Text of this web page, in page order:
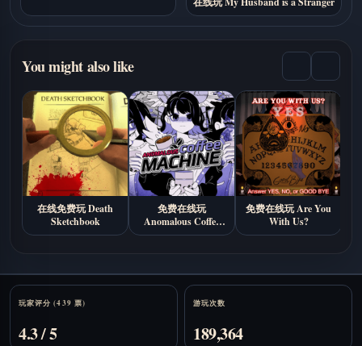
You might also like
在线免费玩 Death
Sketchbook
免费在线玩
Anomalous Coffee
Machine
免费在线玩 Are You
With Us?
Stats
玩家评分 (439 票)
4.3 / 5
游玩次数
189,364